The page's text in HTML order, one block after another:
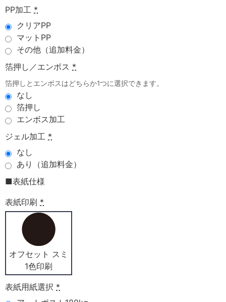
PP加工 *
クリアPP
マットPP
その他（追加料金）
箔押し／エンボス *
箔押しとエンボスはどちらか1つに選択できます。
なし
箔押し
エンボス加工
ジェル加工 *
なし
あり（追加料金）
■表紙仕様
表紙印刷 *
オフセット スミ
1色印刷
表紙用紙選択 *